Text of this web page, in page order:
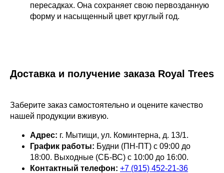
пересадках. Она сохраняет свою первозданную
форму и насыщенный цвет круглый год.
Доставка и получение заказа Royal Trees
Заберите заказ самостоятельно и оцените качество
нашей продукции вживую.
Адрес: г. Мытищи, ул. Коминтерна, д. 13/1.
График работы: Будни (ПН-ПТ) с 09:00 до
18:00. Выходные (СБ-ВС) с 10:00 до 16:00.
Контактный телефон: +7 (915) 452-21-36